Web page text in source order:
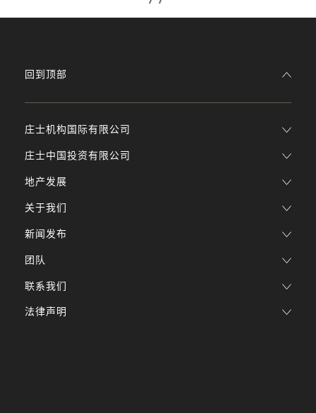
庄士机构国际有限公司
庄士中国投资有限公司
地产发展
关于我们
新闻发布
团队
回到顶部
联系我们
法律声明